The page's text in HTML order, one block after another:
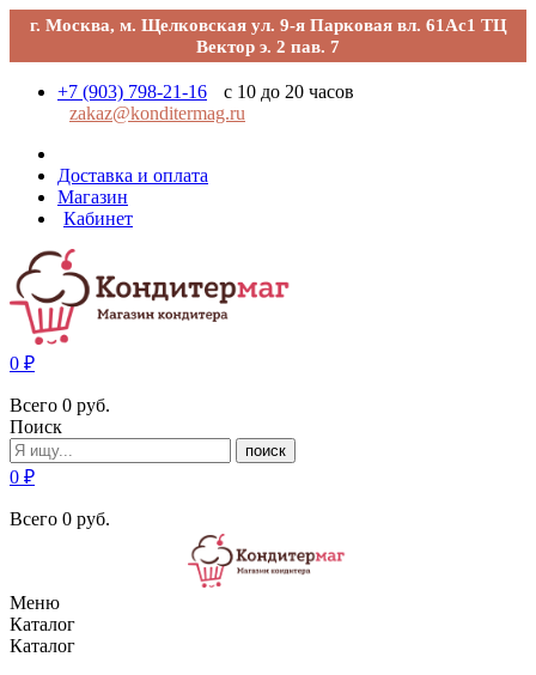
г. Москва, м. Щелковская ул. 9-я Парковая вл. 61Ас1 ТЦ
Вектор э. 2 пав. 7
+7 (903) 798-21-16
с 10 до 20 часов
zakaz@konditermag.ru
Доставка и оплата
Магазин
Кабинет
0 ₽
Всего 0 руб.
Поиск
поиск
0 ₽
Всего 0 руб.
Меню
Каталог
Каталог